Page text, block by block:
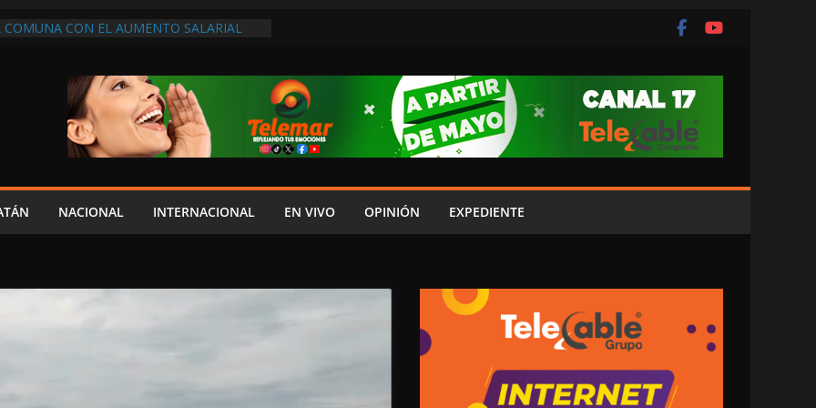
CON EL AUMENTO SALARIAL
(2)
SOCIAL “ACOMPAÑAN” A
CFE PARA MOSTRAR SECTORES
CONTINUOS APAGONES Y CAUSAS
NORMAL DE 50 CONSULTAS Y 2
A DEUDORES ALIMENTARIOS EN
NACIONAL INTERNACIONAL EN VIVO OPINIÓN EXPEDIENTE